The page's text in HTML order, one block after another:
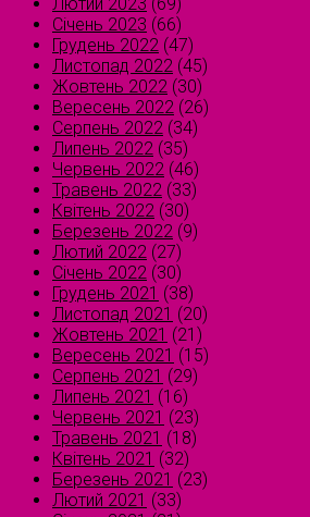
Січень 2023 (66)
Грудень 2022 (47)
Листопад 2022 (45)
Жовтень 2022 (30)
Вересень 2022 (26)
Серпень 2022 (34)
Липень 2022 (35)
Червень 2022 (46)
Травень 2022 (33)
Квітень 2022 (30)
Березень 2022 (9)
Лютий 2022 (27)
Січень 2022 (30)
Грудень 2021 (38)
Листопад 2021 (20)
Жовтень 2021 (21)
Вересень 2021 (15)
Серпень 2021 (29)
Липень 2021 (16)
Червень 2021 (23)
Травень 2021 (18)
Квітень 2021 (32)
Березень 2021 (23)
Лютий 2021 (33)